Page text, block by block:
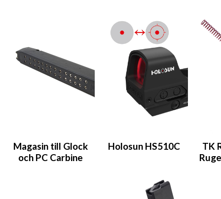
Magasin till Glock
och PC Carbine
Holosun HS510C
TK